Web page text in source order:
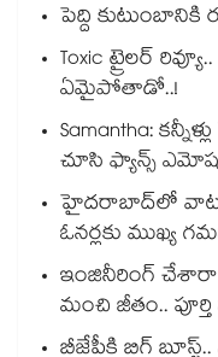
పెద్ది కుటుంబానికి
Toxic ట్రైలర్
ఏమైపోతాడో..!
Samantha:
చూసి ఫ్యాన్స్
హైదరాబాద్⁪లో వాటర్
ఓనర్లకు ముఖ్య
ఇంజినీరింగ్ చేశారా
మంచి జీతం..